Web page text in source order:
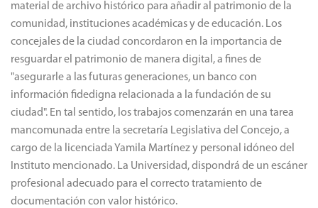
material de archivo histórico para añadir al patrimonio de la
comunidad, instituciones académicas y de educación. Los
concejales de la ciudad concordaron en la importancia de
resguardar el patrimonio de manera digital, a fines de
"asegurarle a las futuras generaciones, un banco con
información fidedigna relacionada a la fundación de su
ciudad". En tal sentido, los trabajos comenzarán en una tarea
mancomunada entre la secretaría Legislativa del Concejo, a
cargo de la licenciada Yamila Martínez y personal idóneo del
Instituto mencionado. La Universidad, dispondrá de un escáner
profesional adecuado para el correcto tratamiento de
documentación con valor histórico.